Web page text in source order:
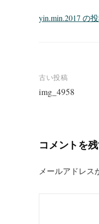
yin.min.2017 の
投
稿
ゲ
シ
ョ
古い投稿
img_4958
コメントを
メールアドレス